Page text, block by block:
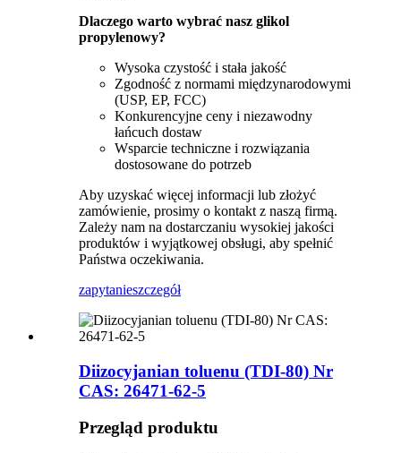
Dlaczego warto wybrać nasz glikol
propylenowy?
Wysoka czystość i stała jakość
Zgodność z normami międzynarodowymi
(USP, EP, FCC)
Konkurencyjne ceny i niezawodny
łańcuch dostaw
Wsparcie techniczne i rozwiązania
dostosowane do potrzeb
Aby uzyskać więcej informacji lub złożyć
zamówienie, prosimy o kontakt z naszą firmą.
Zależy nam na dostarczaniu wysokiej jakości
produktów i wyjątkowej obsługi, aby spełnić
Państwa oczekiwania.
zapytanieszczegół
Diizocyjanian toluenu (TDI-80) Nr
CAS: 26471-62-5
Przegląd produktu